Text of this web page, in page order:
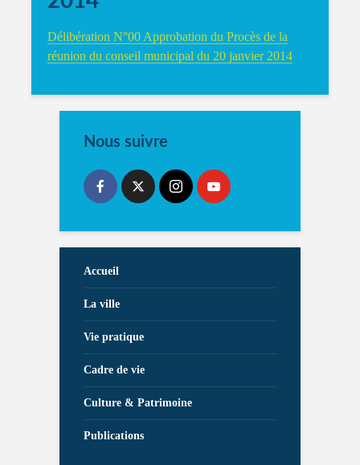
Délibération N°00 Approbation du Procès de la
réunion du conseil municipal du 20 janvier 2014
Nous suivre
Accueil
La ville
Vie pratique
Cadre de vie
Culture & Patrimoine
Publications